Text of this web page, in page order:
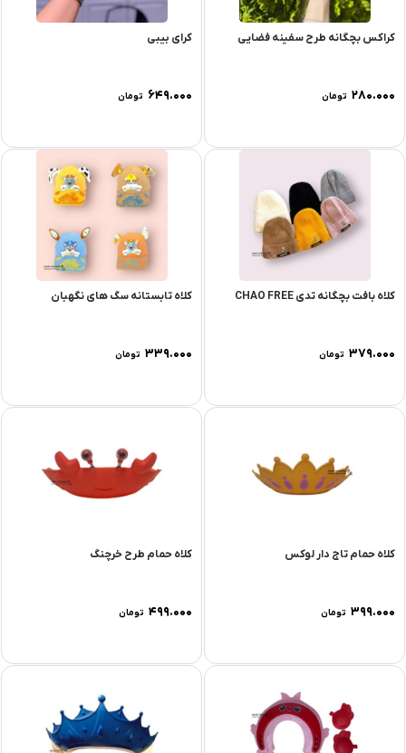
کراکس بچگانه طرح سفینه فضایی
۲۸۰.۰۰۰ تومان
کرای بیبی
۶۴۹.۰۰۰ تومان
کلاه بافت بچگانه تدی CHAO FREE
۳۷۹.۰۰۰ تومان
کلاه تابستانه سگ های نگهبان
۳۳۹.۰۰۰ تومان
کلاه حمام تاج دار لوکس
۳۹۹.۰۰۰ تومان
کلاه حمام طرح خرچنگ
۴۹۹.۰۰۰ تومان